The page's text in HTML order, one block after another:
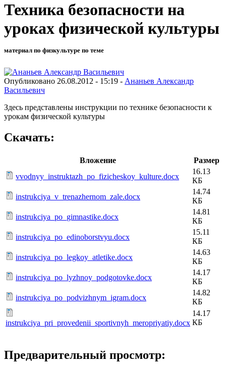
Техника безопасности на
уроках физической культуры
материал по физкультуре по теме
Опубликовано 26.08.2012 - 15:19 - Ананьев Александр
Васильевич
Здесь представлены инструкции по технике безопасности к
урокам физической культуры
Скачать:
Вложение
Размер
vvodnyy_instruktazh_po_fizicheskoy_kulture.docx
16.13
КБ
instrukciya_v_trenazhernom_zale.docx
14.74
КБ
instrukciya_po_gimnastike.docx
14.81
КБ
instrukciya_po_edinoborstvyu.docx
15.11
КБ
instrukciya_po_legkoy_atletike.docx
14.63
КБ
instrukciya_po_lyzhnoy_podgotovke.docx
14.17
КБ
instrukciya_po_podvizhnym_igram.docx
14.82
КБ
instrukciya_pri_provedenii_sportivnyh_meropriyatiy.docx
14.17
КБ
Предварительный просмотр: